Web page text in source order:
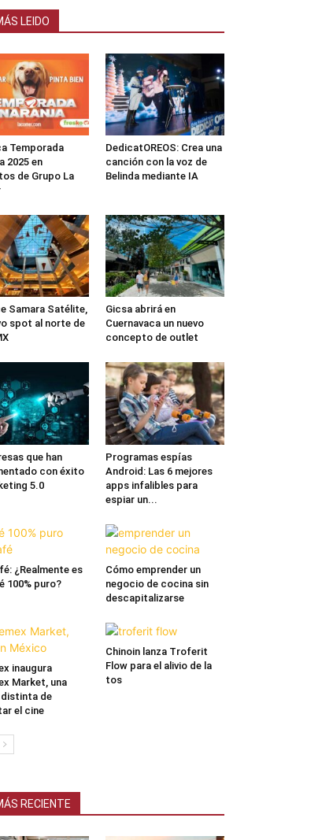
LEIDO
Temporada
2025 en
de Grupo La
DedicatOREOS: Crea una
canción con la voz de
Belinda mediante IA
Samara Satélite,
spot al norte de
Gicsa abrirá en
Cuernavaca un nuevo
concepto de outlet
que han
con éxito
5.0
Programas espías
Android: Las 6 mejores
apps infalibles para
espiar un...
¿Realmente es
100% puro?
Cómo emprender un
negocio de cocina sin
descapitalizarse
inaugura
Market, una
de
el cine
Chinoin lanza Troferit
Flow para el alivio de la
tos
RECIENTE